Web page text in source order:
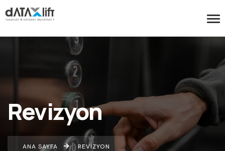
Revizyon
ANA SAYFA REVIZYON